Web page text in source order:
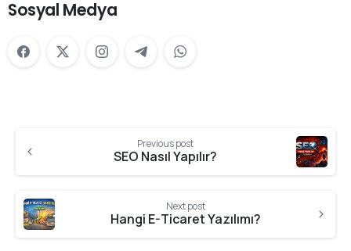
Sosyal Medya
Previous post
SEO Nasıl Yapılır?
Next post
Hangi E-Ticaret Yazılımı?